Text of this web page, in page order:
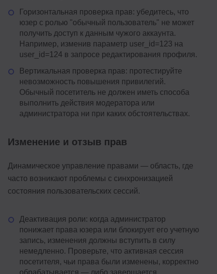
Горизонтальная проверка прав: убедитесь, что
юзер с ролью "обычный пользователь" не может
получить доступ к данным чужого аккаунта.
Например, изменив параметр user_id=123 на
user_id=124 в запросе редактирования профиля.
Вертикальная проверка прав: протестируйте
невозможность повышения привилегий.
Обычный посетитель не должен иметь способа
выполнить действия модератора или
администратора ни при каких обстоятельствах.
Изменение и отзыв прав
Динамическое управление правами — область, где
часто возникают проблемы с синхронизацией
состояния пользовательских сессий.
Деактивация роли: когда администратор
понижает права юзера или блокирует его учетную
запись, изменения должны вступить в силу
немедленно. Проверьте, что активная сессия
посетителя, чьи права были изменены, корректно
обрабатывается — либо завершается